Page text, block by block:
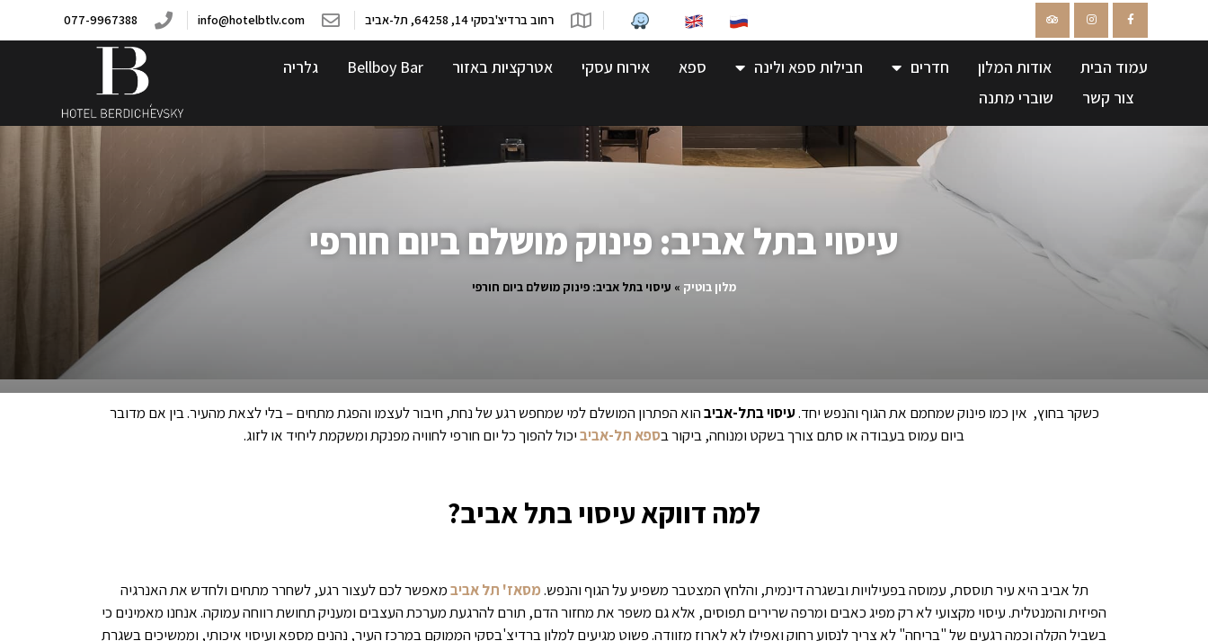
רחוב ברדיצ'בסקי 14, 64258, תל-אביב info@hotelbtlv.com
077-9967388
עמוד הבית אודות המלון חדרים חבילות ספא ולינה ספא אירוח עסקי אטרקציות באזור Bellboy Bar
גלריה
צור קשר
שוברי מתנה
עיסוי בתל אביב: פינוק מושלם ביום חורפי
מלון בוטיק » עיסוי בתל אביב: פינוק מושלם ביום חורפי
כשקר בחוץ, אין כמו פינוק שמחמם את הגוף והנפש יחד.עיסוי בתל-אביבהוא הפתרון המושלם למי שמחפש רגע של נחת, חיבור לעצמו והפגת מתחים – בלי לצאת מהעיר. בין אם מדובר
ביום עמוס בעבודה או סתם צורך בשקט ומנוחה, ביקור בספא תל-אביביכול להפוך כל יום חורפי לחוויה מפנקת ומשקמת ליחיד או לזוג.
למה דווקא עיסוי בתל אביב?
תל אביב היא עיר תוססת, עמוסה בפעילויות ובשגרה דינמית, והלחץ המצטבר משפיע על הגוף והנפש.מסאז' תל אביבמאפשר לכם לעצור רגע, לשחרר מתחים ולחדש את האנרגיה
הפיזית והמנטלית. עיסוי מקצועי לא רק מפיג כאבים ומרפה שרירים תפוסים, אלא גם משפר את מחזור הדם, תורם להרגעת מערכת העצבים ומעניק תחושת רווחה עמוקה. אנחנו מאמינים כי
בשביל הקלה וכמה רגעים של "בריחה" לא צריך לנסוע רחוק ואפילו לא לארוז מזוודה. פשוט מגיעים למלון ברדיצ'בסקי הממוקם במרכז העיר, נהנים מספא ועיסוי איכותי, וממשיכים בשגרת